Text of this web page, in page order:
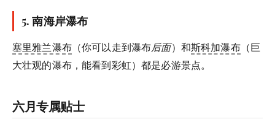
5.南海岸瀑布
塞里雅兰瀑布（你可以走到瀑布后面）和斯科加瀑布（巨
大壮观的瀑布，能看到彩虹）都是必游景点。
六月专属贴士